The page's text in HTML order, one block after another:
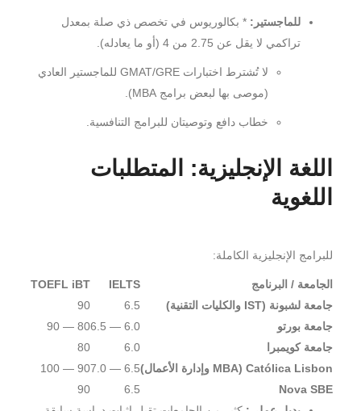
للماجستير: * بكالوريوس في تخصص ذي صلة بمعدل
تراكمي لا يقل عن 2.75 من 4 (أو ما يعادله).
لا تُشترط اختبارات GMAT/GRE للماجستير العادي
(موصى بها لبعض برامج MBA).
خطاب دافع وتوصيتان للبرامج التنافسية.
اللغة الإنجليزية: المتطلبات
اللغوية
للبرامج الإنجليزية الكاملة:
الجامعة / البرنامج IELTS
TOEFL iBT
جامعة لشبونة (IST والكليات التقنية)
6.5
90
جامعة بورتو
6.0 — 6.5
80 — 90
جامعة كويمبرا
6.0
80
Católica Lisbon (MBA وإدارة الأعمال)
6.5 — 7.0
90 — 100
Nova SBE
6.5
90